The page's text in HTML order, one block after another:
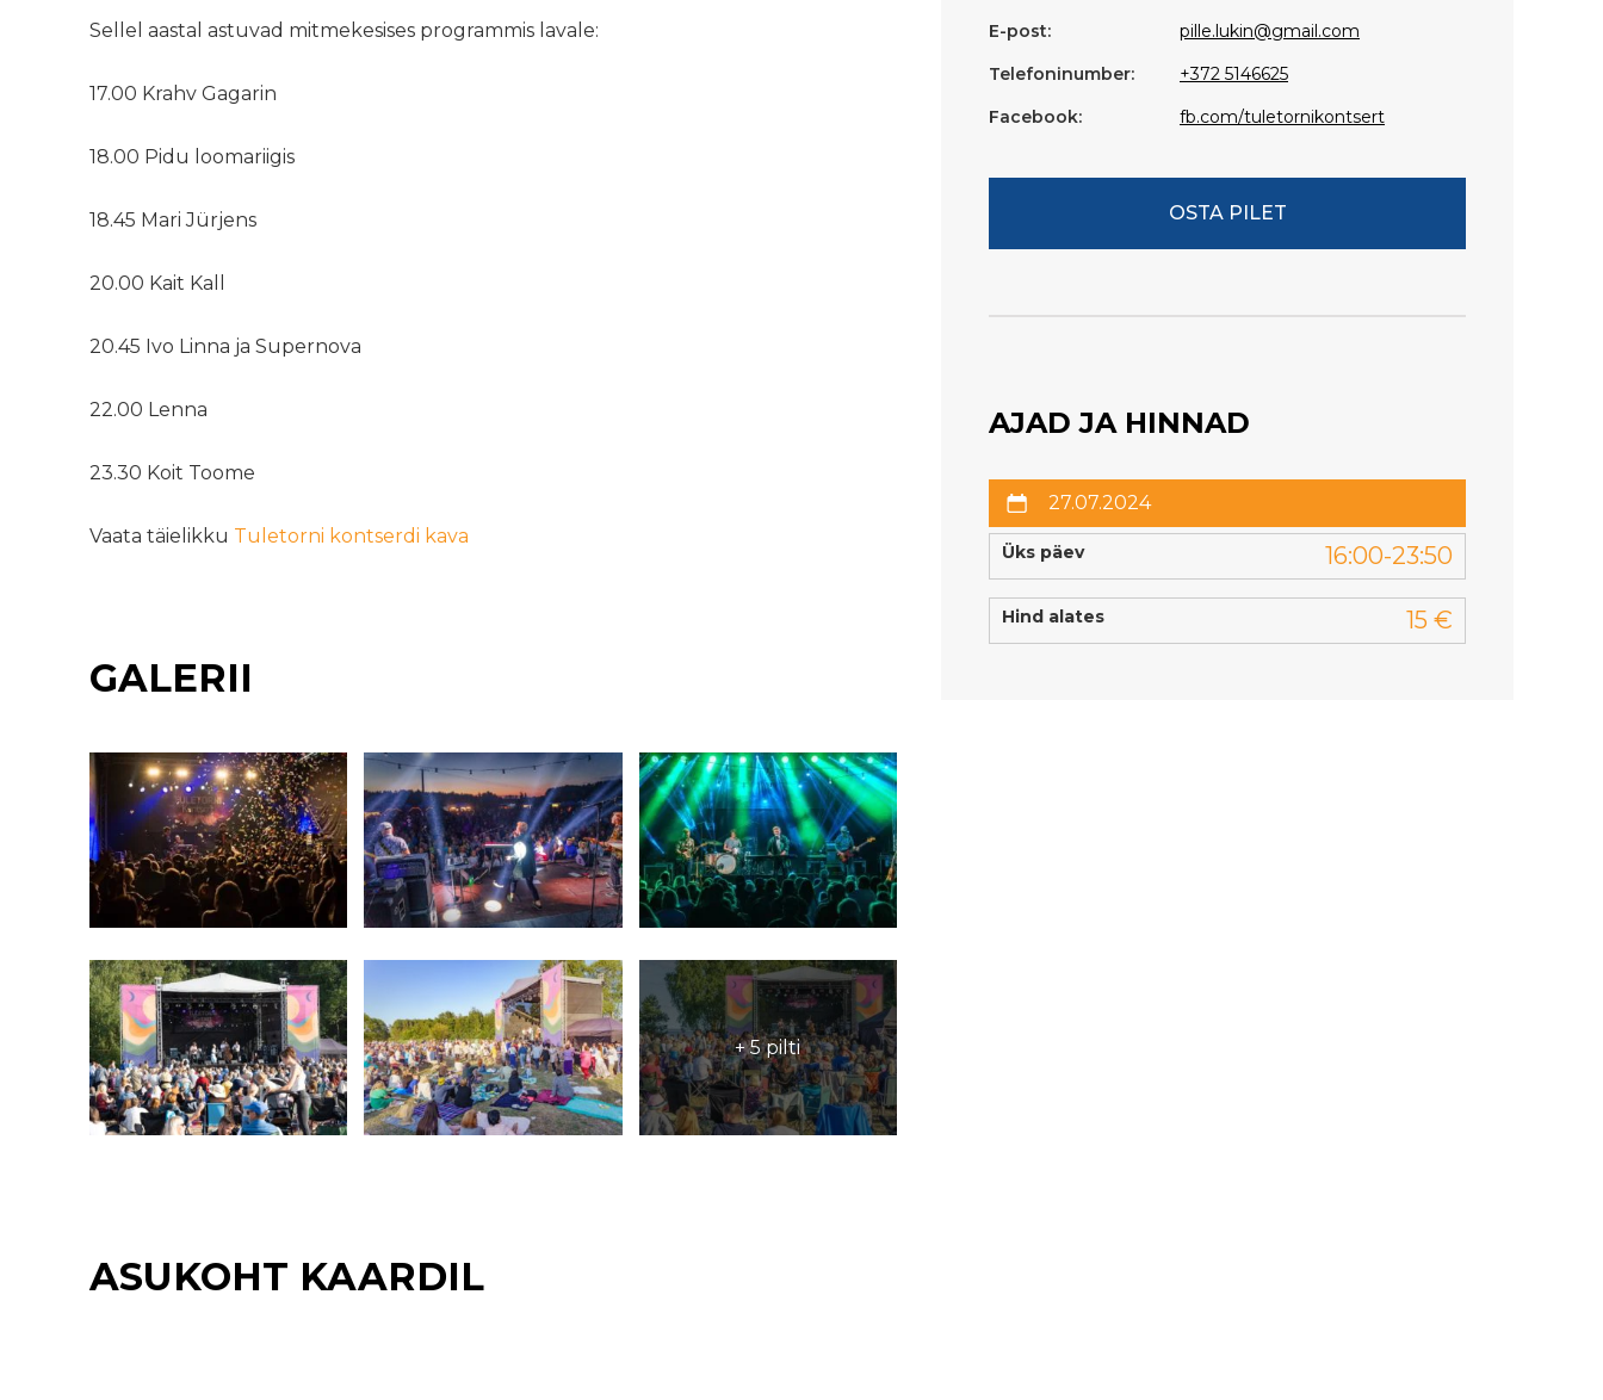
Sellel aastal astuvad mitmekesises programmis lavale:
17.00 Krahv Gagarin
18.00 Pidu loomariigis
18.45 Mari Jürjens
20.00 Kait Kall
20.45 Ivo Linna ja Supernova
22.00 Lenna
23.30 Koit Toome
Vaata täielikku Tuletorni kontserdi kava
GALERII
+ 5 pilti
ASUKOHT KAARDIL
E-post:
pille.lukin@gmail.com
Telefoninumber:
+372 5146625
Facebook:
fb.com/tuletornikontsert
OSTA PILET
AJAD JA HINNAD
27.07.2024
Üks päev 16:00-23:50
Hind alates 15 €